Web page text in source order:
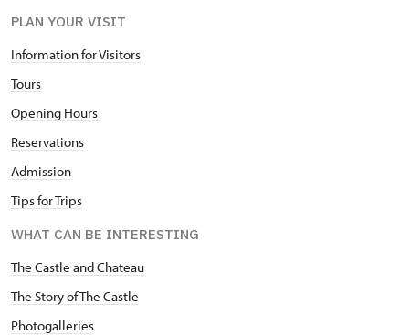
PLAN YOUR VISIT
Information for Visitors
Tours
Opening Hours
Reservations
Admission
Tips for Trips
WHAT CAN BE INTERESTING
The Castle and Chateau
The Story of The Castle
Photogalleries